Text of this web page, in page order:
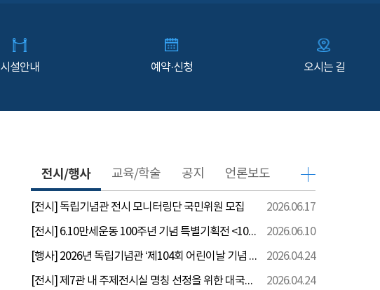
시설안내 예약·신청 오시는 길
전시/행사
[전시] 독립기념관 전시 모니터링단 국민위원 모집
2026.06.17
[전시] 6.10만세운동 100주년 기념 특별기획전 <100년 전 그날을 보다: 6.10만세운동>
2026.06.10
[행사] 2026년 독립기념관 ‘제104회 어린이날 기념 행사’ 안내
2026.04.24
[전시] 제7관 내 주제전시실 명칭 선정을 위한 대국민 의견 수렴 실시
2026.04.24
교육/학술 공지 언론보도